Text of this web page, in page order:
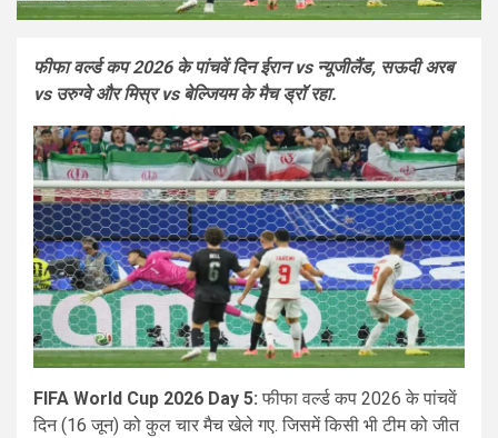
फीफा वर्ल्ड कप 2026 के पांचवें दिन ईरान vs न्यूजीलैंड, सऊदी अरब
vs उरुग्वे और मिस्र vs बेल्जियम के मैच ड्रॉ रहा.
FIFA World Cup 2026 Day 5: फीफा वर्ल्ड कप 2026 के पांचवें
दिन (16 जून) को कुल चार मैच खेले गए. जिसमें किसी भी टीम को जीत